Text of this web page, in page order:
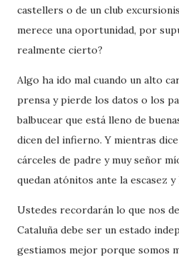
castellers o de un club
merece una oportunidad, por
realmente cierto?
Algo ha ido mal cuando un alto
prensa y pierde los datos o los
balbucear que está lleno de
dicen del infierno. Y mientras
cárceles de padre y muy señor
quedan atónitos ante la escasez
Ustedes recordarán lo que nos
Cataluña debe ser un estado
gestiamos mejor porque somos